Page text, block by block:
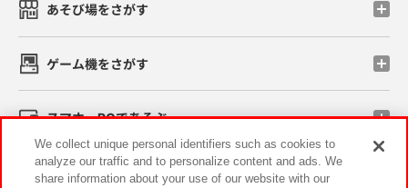
あそび場をさがす
ゲーム機をさがす
スマホ・PCであそぶ
イベント・キャンペーン
We collect unique personal identifiers such as cookies to
analyze our traffic and to personalize content and ads. We
share information about your use of our website with our